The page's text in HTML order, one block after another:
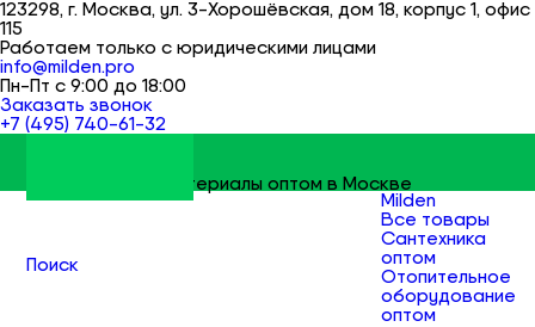
123298, г. Москва, ул. 3-Хорошёвская, дом 18, корпус 1, офис
115
Работаем только с юридическими лицами
info@milden.pro
Пн-Пт с 9:00 до 18:00
Заказать звонок
+7 (495) 740-61-32
Строительные материалы оптом в Москве
Поиск
Milden
Все товары
Сантехника
оптом
Отопительное
оборудование
оптом